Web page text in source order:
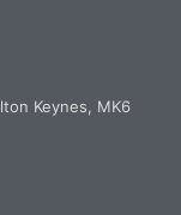
Keynes, MK6